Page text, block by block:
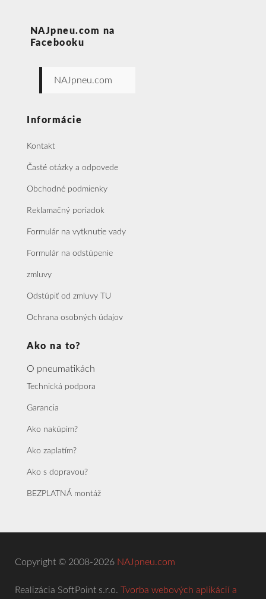
NAJpneu.com na
Facebooku
NAJpneu.com
Informácie
Kontakt
Časté otázky a odpovede
Obchodné podmienky
Reklamačný poriadok
Formulár na vytknutie vady
Formulár na odstúpenie
zmluvy
Odstúpiť od zmluvy TU
Ochrana osobných údajov
Ako na to?
O pneumatikách
Technická podpora
Garancia
Ako nakúpim?
Ako zaplatím?
Ako s dopravou?
BEZPLATNÁ montáž
Copyright © 2008-2026 NAJpneu.com
Realizácia SoftPoint s.r.o. Tvorba webových aplikácií a